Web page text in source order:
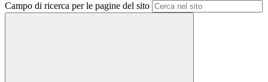
Campo di ricerca per le pagine del sito